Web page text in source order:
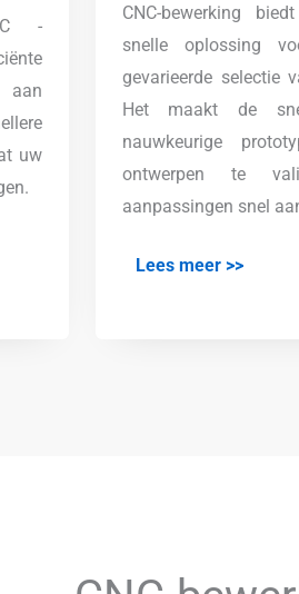
-
aan
uw
CNC-bewerking
snelle oplossing
gevarieerde selectie
Het maakt de
nauwkeurige
ontwerpen te
aanpassingen snel
Lees meer >>